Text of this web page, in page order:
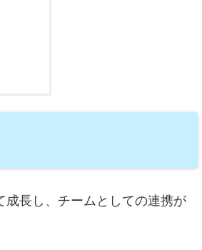
長し、チームとしての連携が